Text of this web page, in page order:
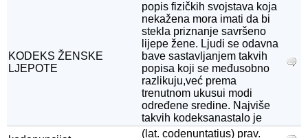
KODEKS ŽENSKE
LJEPOTE
popis fizičkih svojstava koja
nekažena mora imati da bi
stekla priznanje savršeno
lijepe žene. Ljudi se odavna
bave sastavljanjem takvih
popisa koji se međusobno
razlikuju,već prema
trenutnom ukusui modi
određene sredine. Najviše
takvih kodeksanastalo je
(lat. codenuntatius) prav.